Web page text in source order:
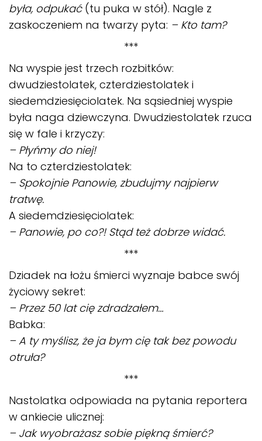
była, odpukać(tu puka w stół). Nagle z
zaskoczeniem na twarzy pyta: – Kto tam?
***
Na wyspie jest trzech rozbitków:
dwudziestolatek, czterdziestolatek i
siedemdziesięciolatek. Na sąsiedniej wyspie
była naga dziewczyna. Dwudziestolatek rzuca
się w fale i krzyczy:
– Płyńmy do niej!
Na to czterdziestolatek:
– Spokojnie Panowie, zbudujmy najpierw
tratwę.
A siedemdziesięciolatek:
– Panowie, po co?! Stąd też dobrze widać.
***
Dziadek na łożu śmierci wyznaje babce swój
życiowy sekret:
– Przez 50 lat cię zdradzałem…
Babka:
– A ty myślisz, że ja bym cię tak bez powodu
otruła?
***
Nastolatka odpowiada na pytania reportera
w ankiecie ulicznej:
– Jak wyobrażasz sobie piękną śmierć?